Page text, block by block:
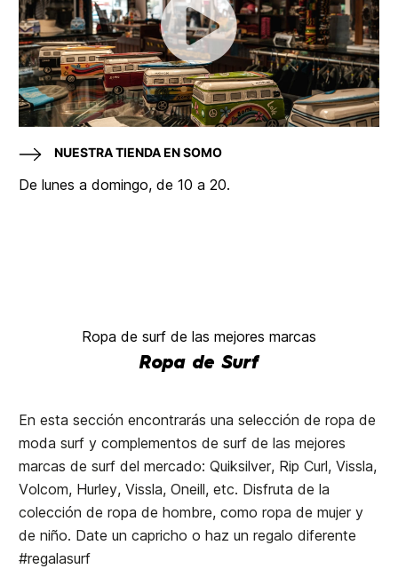
NUESTRA TIENDA EN SOMO
De lunes a domingo, de 10 a 20.
Ropa de surf de las mejores marcas
Ropa de Surf
En esta sección encontrarás una selección de ropa de
moda surf y complementos de surf de las mejores
marcas de surf del mercado: Quiksilver, Rip Curl, Vissla,
Volcom, Hurley, Vissla, Oneill, etc. Disfruta de la
colección de ropa de hombre, como ropa de mujer y
de niño. Date un capricho o haz un regalo diferente
#regalasurf